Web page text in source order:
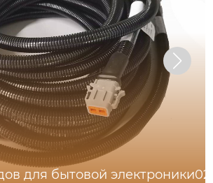
для бытовой электроники02